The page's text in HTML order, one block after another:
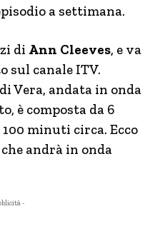
a settimana.
di Ann Cleeves, e va
sul canale ITV.
Vera, andata in onda
è composta da 6
minuti circa. Ecco
andrà in onda
-